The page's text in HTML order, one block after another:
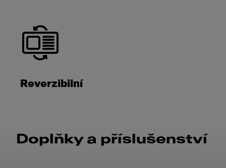
Reverzibilní
Doplňky a příslušenství